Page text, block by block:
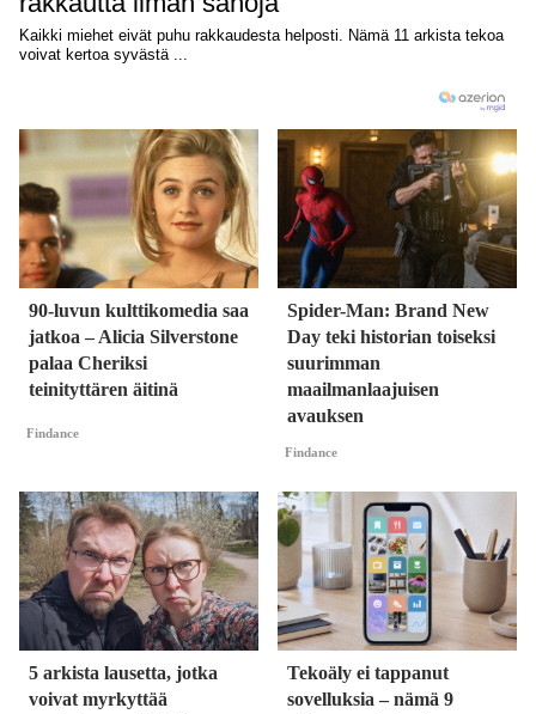
90-luvun kulttikomedia saa
jatkoa – Alicia Silverstone
palaa Cheriksi
teinityttären äitinä
Findance
Spider-Man: Brand New
Day teki historian toiseksi
suurimman
maailmanlaajuisen
avauksen
Findance
5 arkista lausetta, jotka
voivat myrkyttää
Tekoäly ei tappanut
sovelluksia – nämä 9